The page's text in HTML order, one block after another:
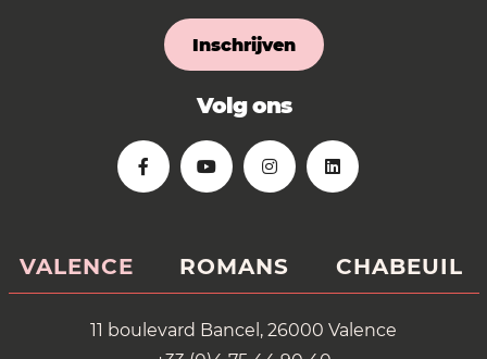
Inschrijven
Volg ons
VALENCE ROMANS CHABEUIL
11 boulevard Bancel, 26000 Valence